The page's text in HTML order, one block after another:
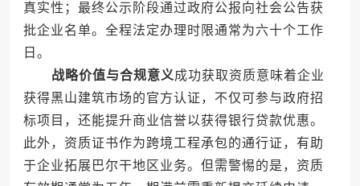
真实性；最终公示阶段通过政府公报向社会公告获
批企业名单。全程法定办理时限通常为六十个工作
日。
战略价值与合规意义成功获取资质意味着企业
获得黑山建筑市场的官方认证，不仅可参与政府招
标项目，还能提升商业信誉以获得银行贷款优惠。
此外，资质证书作为跨境工程承包的通行证，有助
于企业拓展巴尔干地区业务。但需警惕的是，资质